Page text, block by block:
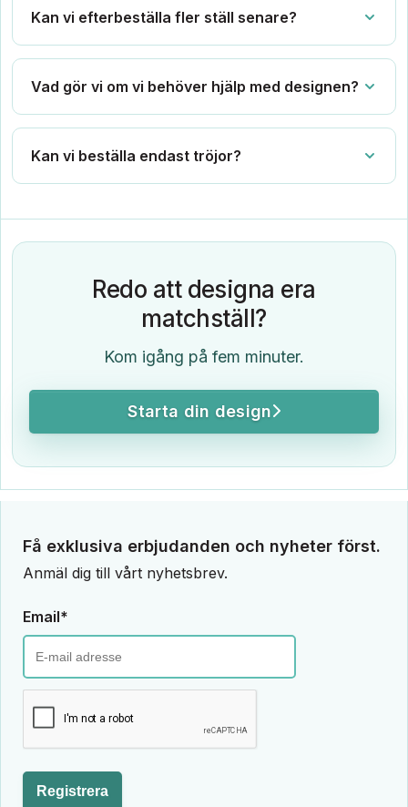
Kan vi efterbeställa fler ställ senare?
Vad gör vi om vi behöver hjälp med designen?
Kan vi beställa endast tröjor?
Redo att designa era
matchställ?
Kom igång på fem minuter.
Starta din design
Få exklusiva erbjudanden och nyheter först.
Anmäl dig till vårt nyhetsbrev.
Email*
Registrera